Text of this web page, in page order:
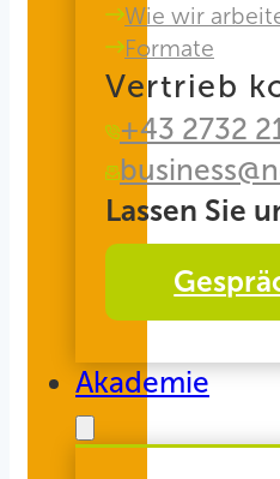
Wie wir
Formate
Vertrieb
+43 2732
Lassen Sie
Akademie